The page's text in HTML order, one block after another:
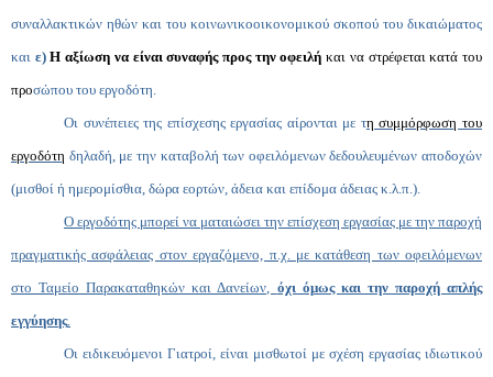
συναλλακτικών ηθών και του κοινωνικοοικονομικού σκοπού του δικαιώματος
και ε)Η αξίωση να είναι συναφής προς την οφειλή και να στρέφεται κατά του
προσώπου του εργοδότη.
Οι συνέπειες της επίσχεσης εργασίας αίρονται με τη συμμόρφωση του
εργοδότη δηλαδή, με την καταβολή των οφειλόμενων δεδουλευμένων αποδοχών
(μισθοί ή ημερομίσθια, δώρα εορτών, άδεια και επίδομα άδειας κ.λ.π.).
Ο εργοδότης μπορεί να ματαιώσει την επίσχεση εργασίας με την παροχή
πραγματικής ασφάλειας στον εργαζόμενο, π.χ. με κατάθεση των οφειλόμενων
στο Ταμείο Παρακαταθηκών και Δανείων, όχι όμως και την παροχή απλής
εγγύησης.
Οι ειδικευόμενοι Γιατροί, είναι μισθωτοί με σχέση εργασίας ιδιωτικού